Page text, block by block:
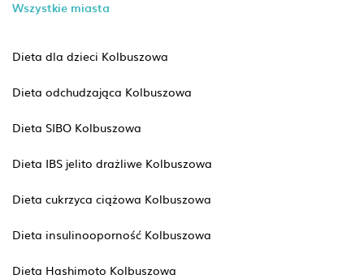
Wszystkie miasta
Dieta dla dzieci Kolbuszowa
Dieta odchudzająca Kolbuszowa
Dieta SIBO Kolbuszowa
Dieta IBS jelito drażliwe Kolbuszowa
Dieta cukrzyca ciążowa Kolbuszowa
Dieta insulinooporność Kolbuszowa
Dieta Hashimoto Kolbuszowa